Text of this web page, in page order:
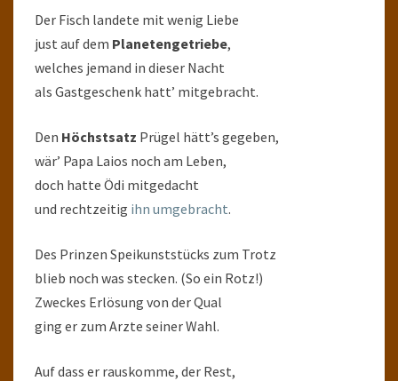
Der Fisch landete mit wenig Liebe
just auf dem Planetengetriebe,
welches jemand in dieser Nacht
als Gastgeschenk hatt’ mitgebracht.
Den Höchstsatz Prügel hätt’s gegeben,
wär’ Papa Laios noch am Leben,
doch hatte Ödi mitgedacht
und rechtzeitig ihn umgebracht.
Des Prinzen Speikunststücks zum Trotz
blieb noch was stecken. (So ein Rotz!)
Zweckes Erlösung von der Qual
ging er zum Arzte seiner Wahl.
Auf dass er rauskomme, der Rest,